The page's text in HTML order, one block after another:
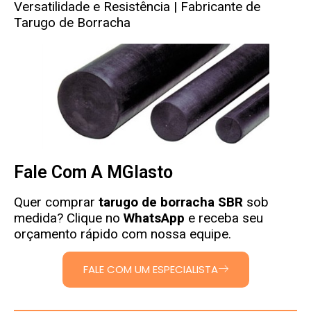
Versatilidade e Resistência | Fabricante de
Tarugo de Borracha
Fale Com A MGlasto
Quer comprar tarugo de borracha SBR sob
medida? Clique no WhatsApp e receba seu
orçamento rápido com nossa equipe.
FALE COM UM ESPECIALISTA